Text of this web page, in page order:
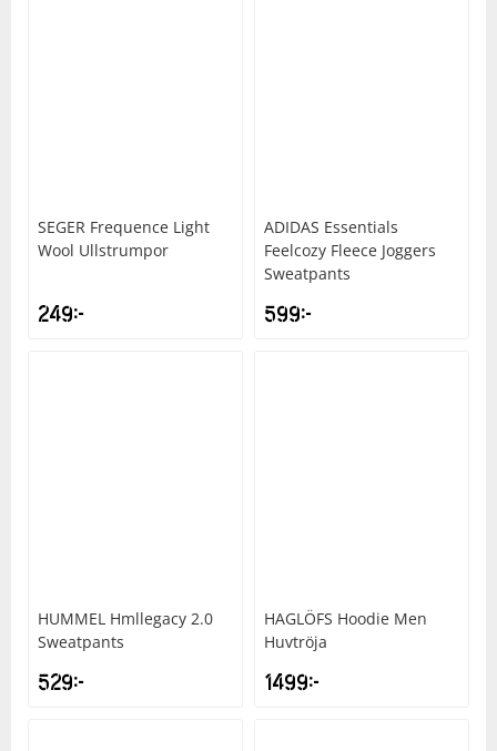
SEGER Frequence Light
Wool Ullstrumpor
249kr
ADIDAS Essentials
Feelcozy Fleece Joggers
Sweatpants
599kr
HUMMEL Hmllegacy 2.0
Sweatpants
529kr
HAGLÖFS Hoodie Men
Huvtröja
1499kr